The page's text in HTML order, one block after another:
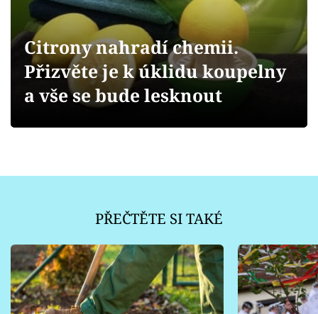
Přihlášení
Sledujte nás
Citrony nahradí chemii.
Přizvěte je k úklidu koupelny
a vše se bude lesknout
PŘEČTĚTE SI TAKÉ